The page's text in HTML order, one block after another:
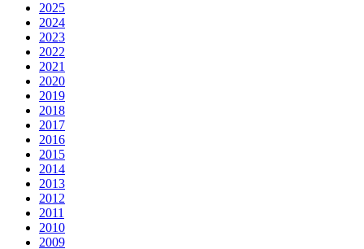
2025
2024
2023
2022
2021
2020
2019
2018
2017
2016
2015
2014
2013
2012
2011
2010
2009